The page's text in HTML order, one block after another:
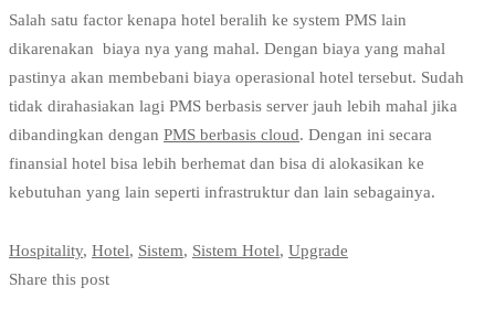
Salah satu factor kenapa hotel beralih ke system PMS lain
dikarenakan biaya nya yang mahal. Dengan biaya yang mahal
pastinya akan membebani biaya operasional hotel tersebut. Sudah
tidak dirahasiakan lagi PMS berbasis server jauh lebih mahal jika
dibandingkan dengan PMS berbasis cloud. Dengan ini secara
finansial hotel bisa lebih berhemat dan bisa di alokasikan ke
kebutuhan yang lain seperti infrastruktur dan lain sebagainya.
Hospitality, Hotel, Sistem, Sistem Hotel, Upgrade
Share this post